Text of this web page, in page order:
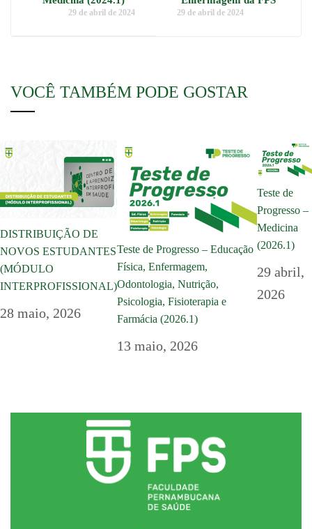
29 de abril de 2024 29 de abril de 2024
VOCÊ TAMBÉM PODE GOSTAR
DISTRIBUIÇÃO DE
NOVOS ESTUDANTES
(MÓDULO
INTERPROFISSIONAL)
28 maio, 2026
Teste de Progresso – Educação
Física, Enfermagem,
Odontologia, Nutrição,
Psicologia, Fisioterapia e
Farmácia (2026.1)
13 maio, 2026
Teste de
Progresso –
Medicina
(2026.1)
29 abril,
2026